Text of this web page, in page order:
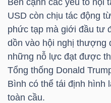
USD còn chịu tác động
phức tạp mà giới đầu tư
dồn vào hội nghị thượng
những nỗ lực đạt được
Tổng thống Donald
Bình có thể tái định hình
toàn cầu.
PHÂN
TÍCH
VIETSTOCKFINANCE